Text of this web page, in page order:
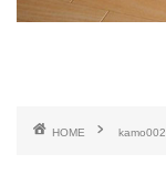
HOME kamo002